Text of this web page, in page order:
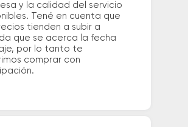
y la calidad del servicio
Tené en cuenta que
tienden a subir a
que se acerca la fecha
por lo tanto te
comprar con